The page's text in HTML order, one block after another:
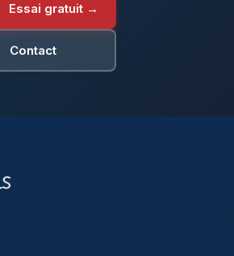
Essai gratuit →
Contact